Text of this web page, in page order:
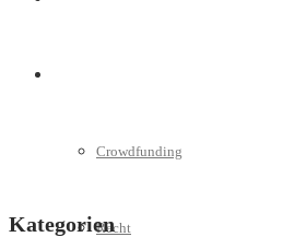
Crowdfunding
Recht
Kategorien